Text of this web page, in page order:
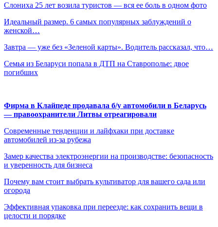
Слониха 25 лет возила туристов — вся ее боль в одном фото
Идеальный размер. 6 самых популярных заблуждений о
женской…
Завтра — уже без «Зеленой карты». Водитель рассказал, что…
Семья из Беларуси попала в ДТП на Ставрополье: двое
погибших
Фирма в Клайпеде продавала б/у автомобили в Беларусь
— правоохранители Литвы отреагировали
Современные тенденции и лайфхаки при доставке
автомобилей из-за рубежа
Замер качества электроэнергии на производстве: безопасность
и уверенность для бизнеса
Почему вам стоит выбрать культиватор для вашего сада или
огорода
Эффективная упаковка при переезде: как сохранить вещи в
целости и порядке